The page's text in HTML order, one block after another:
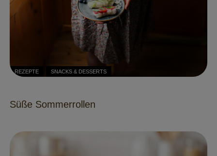
REZEPTE SNACKS & DESSERTS
Süße Sommerrollen